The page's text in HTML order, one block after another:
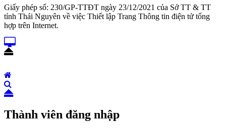
Giấy phép số: 230/GP-TTĐT ngày 23/12/2021 của Sở TT & TT
tỉnh Thái Nguyên về việc Thiết lập Trang Thông tin điện tử tổng
hợp trên Internet.
Thành viên đăng nhập